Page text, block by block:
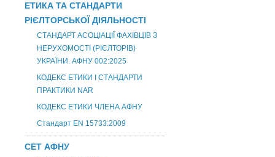
ЕТИКА ТА СТАНДАРТИ
РІЄЛТОРСЬКОЇ ДІЯЛЬНОСТІ
СТАНДАРТ АСОЦІАЦІЇ ФАХІВЦІВ З
НЕРУХОМОСТІ (РІЄЛТОРІВ)
УКРАЇНИ. АФНУ 002:2025
КОДЕКС ЕТИКИ І СТАНДАРТИ
ПРАКТИКИ NAR
КОДЕКС ЕТИКИ ЧЛЕНА АФНУ
Стандарт EN 15733:2009
СЕТ АФНУ